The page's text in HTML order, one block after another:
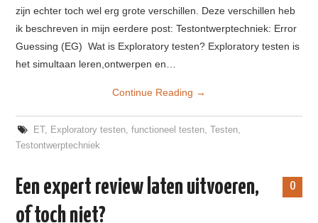
zijn echter toch wel erg grote verschillen. Deze verschillen heb
ik beschreven in mijn eerdere post: Testontwerptechniek: Error
Guessing (EG) Wat is Exploratory testen? Exploratory testen is
het simultaan leren,ontwerpen en…
Continue Reading →
ET , Exploratory testen, functioneel testen, Testen,
Testontwerptechniek
0
Een expert review laten uitvoeren,
of toch niet?